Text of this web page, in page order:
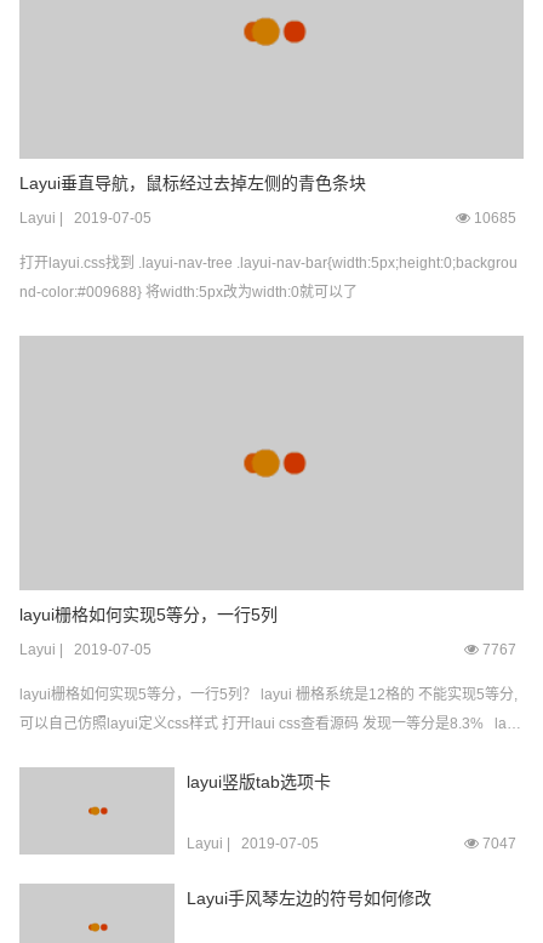
Layui垂直导航，鼠标经过去掉左侧的青色条块
Layui 2019-07-05 10685
打开layui.css找到 .layui-nav-tree .layui-nav-bar{width:5px;height:0;backgrou
nd-color:#009688} 将width:5px改为width:0就可以了
layui栅格如何实现5等分，一行5列
Layui 2019-07-05 7767
layui栅格如何实现5等分，一行5列？ layui 栅格系统是12格的 不能实现5等分,
可以自己仿照layui定义css样式 打开laui css查看源码 发现一等分是8.3% layu
layui竖版tab选项卡
Layui 2019-07-05 7047
Layui手风琴左边的符号如何修改